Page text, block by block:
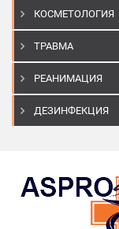
КОСМЕТОЛОГИЯ
ТРАВМА
РЕАНИМАЦИЯ
ДЕЗИНФЕКЦИЯ